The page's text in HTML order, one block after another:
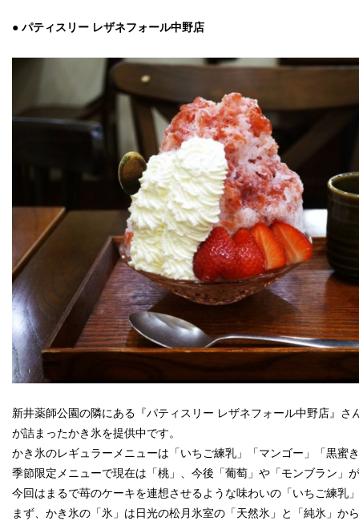
● パティスリー レザネフォール中野店
新井薬師公園の隣にある『パティスリー レザネフォール中野店』さ
が詰まったかき氷を提供中です。
かき氷のレギュラーメニューは「いちご練乳」「マンゴー」「黒蜜
季節限定メニューで現在は「桃」、今後「葡萄」や「モンブラン」
今回はまるで苺のケーキを連想させるような味わいの「いちご練乳
まず、かき氷の「氷」は日光の松月氷室の「天然氷」と「純氷」か